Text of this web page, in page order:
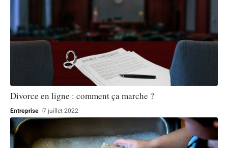
Divorce en ligne : comment ça marche ?
Entreprise 7 juillet 2022